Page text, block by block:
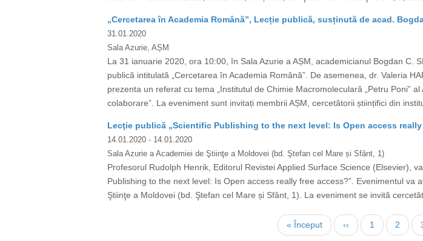
„Cercetarea în Academia Română”, Lecție publică, susținută de acad.
31.01.2020
Sala Azurie, AȘM
La 31 ianuarie 2020, ora 10:00, în Sala Azurie a AȘM, academicianul Bogdan C.
publică intitulată „Cercetarea în Academia Română”. De asemenea, dr. Valeria
prezenta un referat cu tema „Institutul de Chimie Macromoleculară „Petru Poni”
colaborare”. La eveniment sunt invitați membrii AȘM, cercetătorii științifici din
Lecţie publică „Scientific Publishing to the next level: Is Open access really
14.01.2020 - 14.01.2020
Sala Azurie a Academiei de Ştiinţe a Moldovei (bd. Ştefan cel Mare și Sfânt, 1)
Profesorul Rudolph Henrik, Editorul Revistei Applied Surface Science (Elsevier),
Publishing to the next level: Is Open access really free access?”. Evenimentul
Ştiinţe a Moldovei (bd. Ştefan cel Mare și Sfânt, 1). La eveniment se invită
First
page
« Început
Previous
page
‹‹ Page
1 Page
2